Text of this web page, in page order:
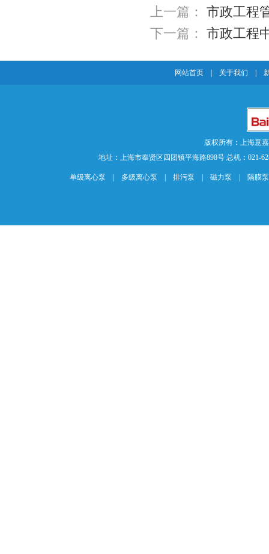
上一篇： 市政工程
下一篇： 市政工程
网站首页 关于我们
版权所有：上海意
地址：上海市奉贤区四团镇平海路898号 总机：021-
单级离心泵 多级离心泵 排污泵 磁力泵 隔膜泵